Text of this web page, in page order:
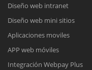
Diseño web intranet
Diseño web mini sitios
Aplicaciones moviles
APP web móviles
Integración Webpay Plus